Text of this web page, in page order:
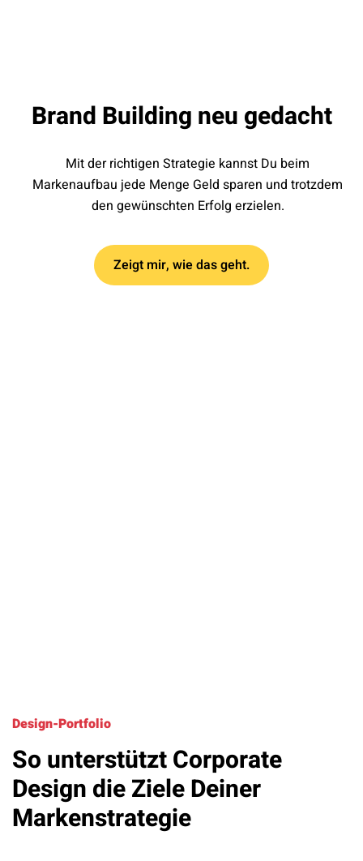
Brand Building neu gedacht
Mit der richtigen Strategie kannst Du beim
Markenaufbau jede Menge Geld sparen und trotzdem
den gewünschten Erfolg erzielen.
Zeigt mir, wie das geht.
Design-Portfolio
So unterstützt Corporate
Design die Ziele Deiner
Markenstrategie